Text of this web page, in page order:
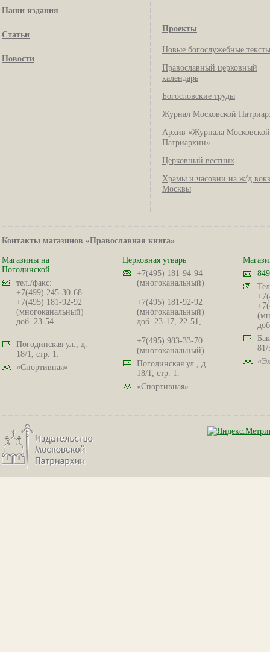
Наши издания
Статьи
Новости
Проекты
Новые богослужебные тексты
Православный церковный
календарь
Богословские труды
Журнал Московской
Архив «Журнала Московской
Патриархии»
Церковный вестник
Храмы и часовни на ж/д
Москвы
Контакты магазинов «Православная книга»
Магазины на
Погодинской
тел./факс:
+7(499) 245-30-68
+7(495) 181-92-92
(многоканальный)
доб. 23-54
Погодинская ул., д.
18/1, стр. 1.
«Спортивная»
Церковная утварь
+7(495) 181-94-94
(многоканальный)
+7(495) 181-92-92
(многоканальный)
доб. 23-17, 22-51,
+7(495) 983-33-70
(многоканальный)
Погодинская ул., д.
18/1, стр. 1.
«Спортивная»
81/